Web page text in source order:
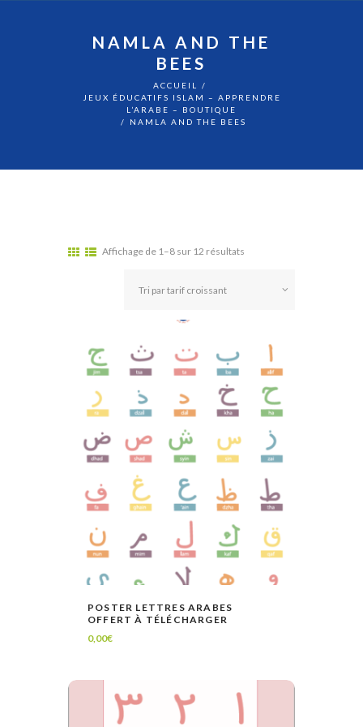
NAMLA AND THE
BEES
ACCUEIL
JEUX ÉDUCATIFS ISLAM – APPRENDRE
L’ARABE – BOUTIQUE
NAMLA AND THE BEES
Affichage de 1–8 sur 12 résultats
VOIR
LIRE LA SUITE
POSTER LETTRES ARABES
OFFERT À TÉLÉCHARGER
0,00€